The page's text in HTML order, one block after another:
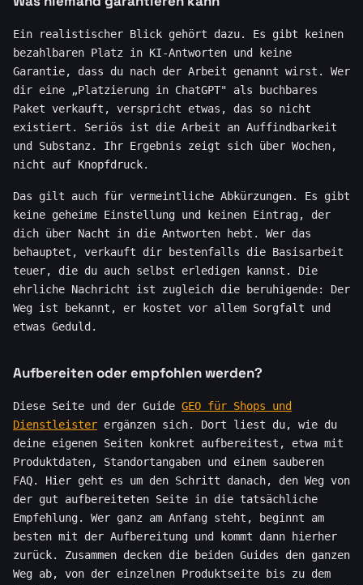
Ein realistischer Blick gehört dazu. Es gibt keinen
bezahlbaren Platz in KI-Antworten und keine
Garantie, dass du nach der Arbeit genannt wirst. Wer
dir eine „Platzierung in ChatGPT" als buchbares
Paket verkauft, verspricht etwas, das so nicht
existiert. Seriös ist die Arbeit an Auffindbarkeit
und Substanz. Ihr Ergebnis zeigt sich über Wochen,
nicht auf Knopfdruck.
Das gilt auch für vermeintliche Abkürzungen. Es gibt
keine geheime Einstellung und keinen Eintrag, der
dich über Nacht in die Antworten hebt. Wer das
behauptet, verkauft dir bestenfalls die Basisarbeit
teuer, die du auch selbst erledigen kannst. Die
ehrliche Nachricht ist zugleich die beruhigende: Der
Weg ist bekannt, er kostet vor allem Sorgfalt und
etwas Geduld.
Aufbereiten oder empfohlen werden?
Diese Seite und der Guide GEO für Shops und
Dienstleister ergänzen sich. Dort liest du, wie du
deine eigenen Seiten konkret aufbereitest, etwa mit
Produktdaten, Standortangaben und einem sauberen
FAQ. Hier geht es um den Schritt danach, den Weg von
der gut aufbereiteten Seite in die tatsächliche
Empfehlung. Wer ganz am Anfang steht, beginnt am
besten mit der Aufbereitung und kommt dann hierher
zurück. Zusammen decken die beiden Guides den ganzen
Weg ab, von der einzelnen Produktseite bis zu dem